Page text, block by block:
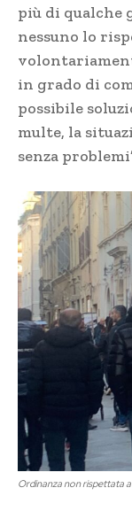
più di qualche
nessuno lo
in grado di
possibile
multe, la
senza
Ordinanza non rispettata